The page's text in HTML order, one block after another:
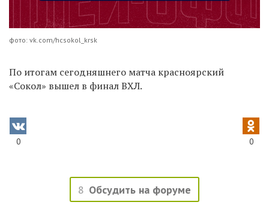
фото: vk.com/hcsokol_krsk
По итогам сегодняшнего матча красноярский
«Сокол» вышел в финал ВХЛ.
0 0
8 Обсудить на форуме